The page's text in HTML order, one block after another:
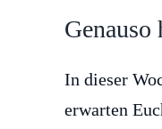
Genauso
In dieser
erwarten